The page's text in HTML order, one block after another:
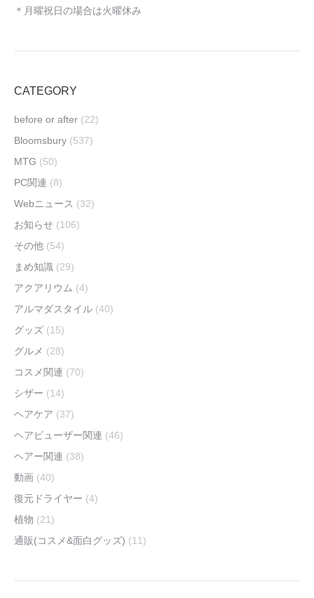
＊月曜祝日の場合は火曜休み
CATEGORY
before or after (22)
Bloomsbury (537)
MTG (50)
PC関連 (8)
Webニュース (32)
お知らせ (106)
その他 (54)
まめ知識 (29)
アクアリウム (4)
アルマダスタイル (40)
グッズ (15)
グルメ (28)
コスメ関連 (70)
シザー (14)
ヘアケア (37)
ヘアビューザー関連 (46)
ヘアー関連 (38)
動画 (40)
復元ドライヤー (4)
植物 (21)
通販(コスメ&面白グッズ) (11)